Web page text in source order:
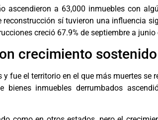
ascendieron a 63,000 inmuebles con
sí tuvieron una influencia
creció 67.9% de septiembre a junio
crecimiento sostenido
fue el territorio en el que más muertes se
inmuebles derrumbados